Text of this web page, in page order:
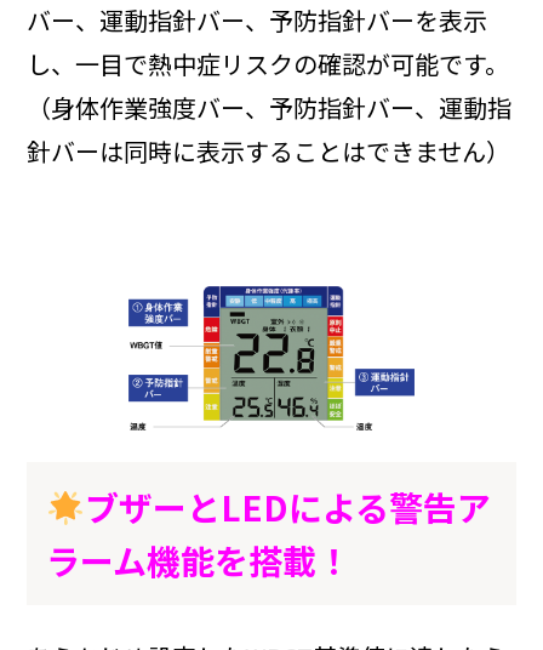
バー、運動指針バー、予防指針バーを表示
し、一目で熱中症リスクの確認が可能です。
（身体作業強度バー、予防指針バー、運動指
針バーは同時に表示することはできません）
ブザーとLEDによる警告ア
ラーム機能を搭載！